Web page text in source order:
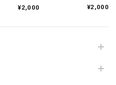
¥2,000
¥2,000